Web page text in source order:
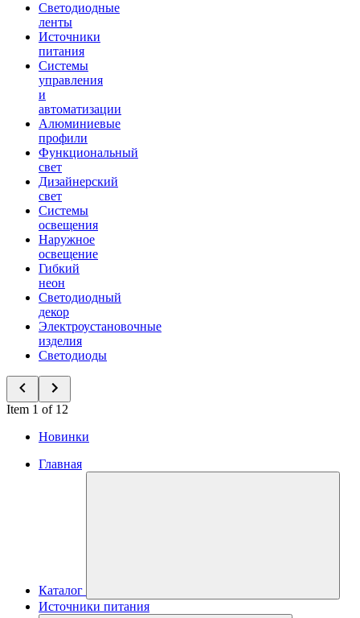
Светодиодные
ленты
Источники
питания
Системы
управления
и
автоматизации
Алюминиевые
профили
Функциональный
свет
Дизайнерский
свет
Системы
освещения
Наружное
освещение
Гибкий
неон
Светодиодный
декор
Электроустановочные
изделия
Светодиоды
Item 1 of 12
Новинки
Главная
Каталог
Источники питания